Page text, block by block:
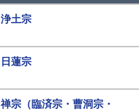
浄土宗
日蓮宗
禅宗（臨済宗・曹洞宗・